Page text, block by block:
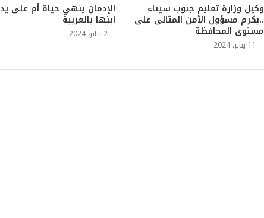
وكيل وزارة تعليم جنوب سيناء
..يكرم مسؤول الأمن المثالى على
مستوى المحافظة
11 يناير، 2024
الإدمان ينهي حياة أم على يد
ابنها بالغربية
2 يناير، 2024